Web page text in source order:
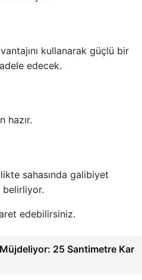
kullanarak güçlü bir
edecek.
hazır.
sahasında galibiyet
belirliyor.
edebilirsiniz.
Müjdeliyor: 25 Santimetre Kar